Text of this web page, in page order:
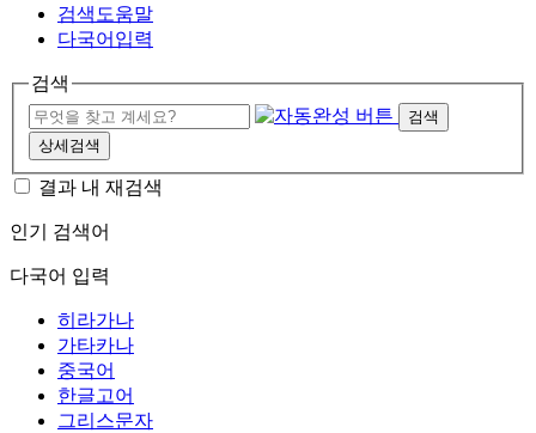
검색도움말
다국어입력
검색
검색
상세검색
결과 내 재검색
인기 검색어
다국어 입력
히라가나
가타카나
중국어
한글고어
그리스문자